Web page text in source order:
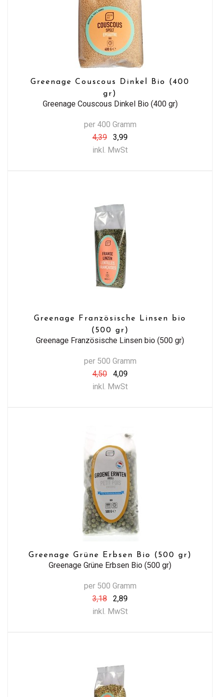
Greenage Couscous Dinkel Bio (400
gr)
Greenage Couscous Dinkel Bio (400 gr)
per 400 Gramm
4,39
3,99
inkl. MwSt
Greenage Französische Linsen bio
(500 gr)
Greenage Französische Linsen bio (500 gr)
per 500 Gramm
4,50
4,09
inkl. MwSt
Greenage Grüne Erbsen Bio (500 gr)
Greenage Grüne Erbsen Bio (500 gr)
per 500 Gramm
3,18
2,89
inkl. MwSt